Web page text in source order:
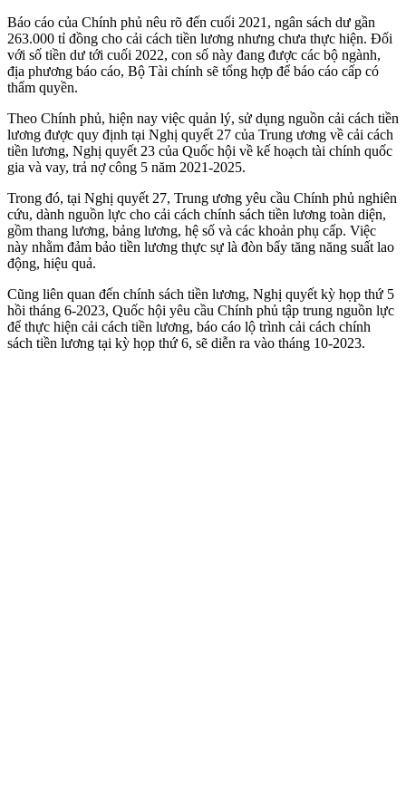
Báo cáo của Chính phủ nêu rõ đến cuối 2021, ngân sách dư gần
263.000 tỉ đồng cho cải cách tiền lương nhưng chưa thực hiện. Đối
với số tiền dư tới cuối 2022, con số này đang được các bộ ngành,
địa phương báo cáo, Bộ Tài chính sẽ tổng hợp để báo cáo cấp có
thẩm quyền.
Theo Chính phủ, hiện nay việc quản lý, sử dụng nguồn cải cách tiền
lương được quy định tại Nghị quyết 27 của Trung ương về cải cách
tiền lương, Nghị quyết 23 của Quốc hội về kế hoạch tài chính quốc
gia và vay, trả nợ công 5 năm 2021-2025.
Trong đó, tại Nghị quyết 27, Trung ương yêu cầu Chính phủ nghiên
cứu, dành nguồn lực cho cải cách chính sách tiền lương toàn diện,
gồm thang lương, bảng lương, hệ số và các khoản phụ cấp. Việc
này nhằm đảm bảo tiền lương thực sự là đòn bẩy tăng năng suất lao
động, hiệu quả.
Cũng liên quan đến chính sách tiền lương, Nghị quyết kỳ họp thứ 5
hồi tháng 6-2023, Quốc hội yêu cầu Chính phủ tập trung nguồn lực
để thực hiện cải cách tiền lương, báo cáo lộ trình cải cách chính
sách tiền lương tại kỳ họp thứ 6, sẽ diễn ra vào tháng 10-2023.